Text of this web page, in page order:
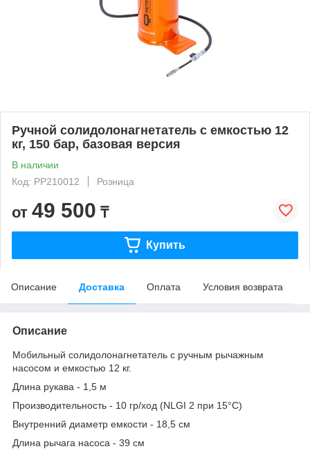
Ручной солидолонагнетатель с емкостью 12
кг, 150 бар, базовая версия
В наличии
Код: PP210012
Розница
от 49 500 ₸
Купить
Описание Доставка Оплата Условия возврата
Описание
Мобильный солидолонагнетатель с ручным рычажным
насосом и емкостью 12 кг.
Длина рукава - 1,5 м
Производительность - 10 гр/ход (NLGI 2 при 15°C)
Внутренний диаметр емкости - 18,5 см
Длина рычага насоса - 39 см